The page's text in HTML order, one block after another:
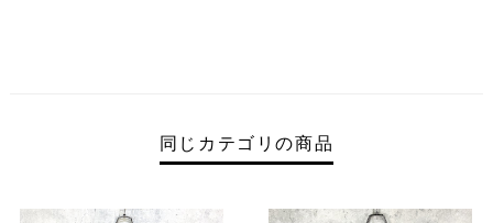
同じカテゴリの商品